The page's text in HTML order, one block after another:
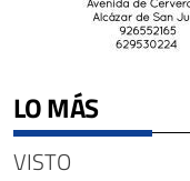
LO MÁS
VISTO